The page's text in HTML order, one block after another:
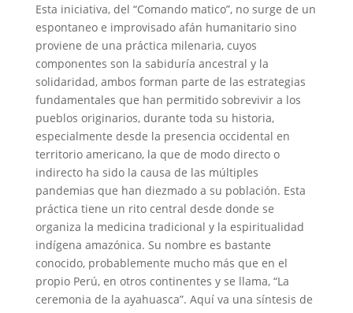
Esta iniciativa, del “Comando matico”, no surge de un
espontaneo e improvisado afán humanitario sino
proviene de una práctica milenaria, cuyos
componentes son la sabiduría ancestral y la
solidaridad, ambos forman parte de las estrategias
fundamentales que han permitido sobrevivir a los
pueblos originarios, durante toda su historia,
especialmente desde la presencia occidental en
territorio americano, la que de modo directo o
indirecto ha sido la causa de las múltiples
pandemias que han diezmado a su población. Esta
práctica tiene un rito central desde donde se
organiza la medicina tradicional y la espiritualidad
indígena amazónica. Su nombre es bastante
conocido, probablemente mucho más que en el
propio Perú, en otros continentes y se llama, “La
ceremonia de la ayahuasca”. Aquí va una síntesis de